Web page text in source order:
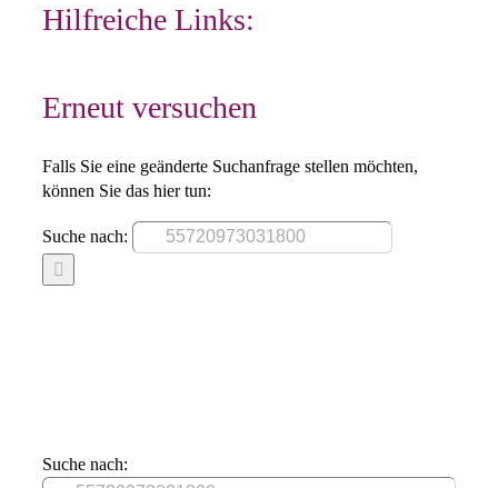
Hilfreiche Links:
Erneut versuchen
Falls Sie eine geänderte Suchanfrage stellen möchten,
können Sie das hier tun:
Suche nach:
Suche nach: